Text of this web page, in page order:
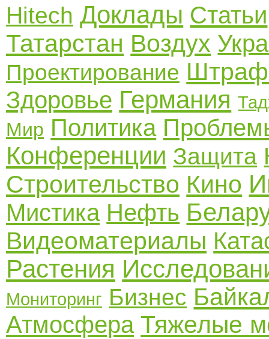
Hitech Доклады Статьи
Татарстан Воздух
Проектирование
Здоровье Германия
Мир Политика
Конференции Защита
Строительство Кино
Мистика Нефть
Видеоматериалы
Растения
Мониторинг Бизнес
Атмосфера Тяжелые